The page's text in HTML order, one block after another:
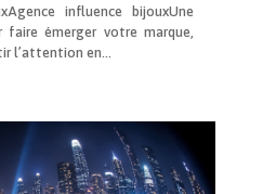
influence bijouxUne
faire émerger votre marque,
l’attention en...